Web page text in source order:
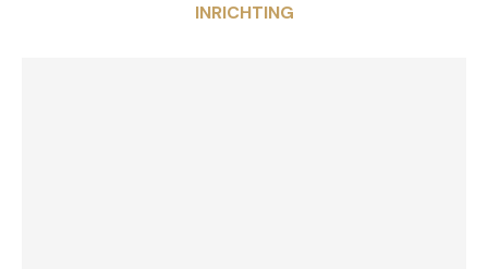
INRICHTING